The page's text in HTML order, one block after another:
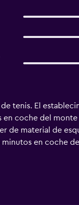
tenis. El
en coche del
de material de
minutos en coche
Howqua
minutos en coche.